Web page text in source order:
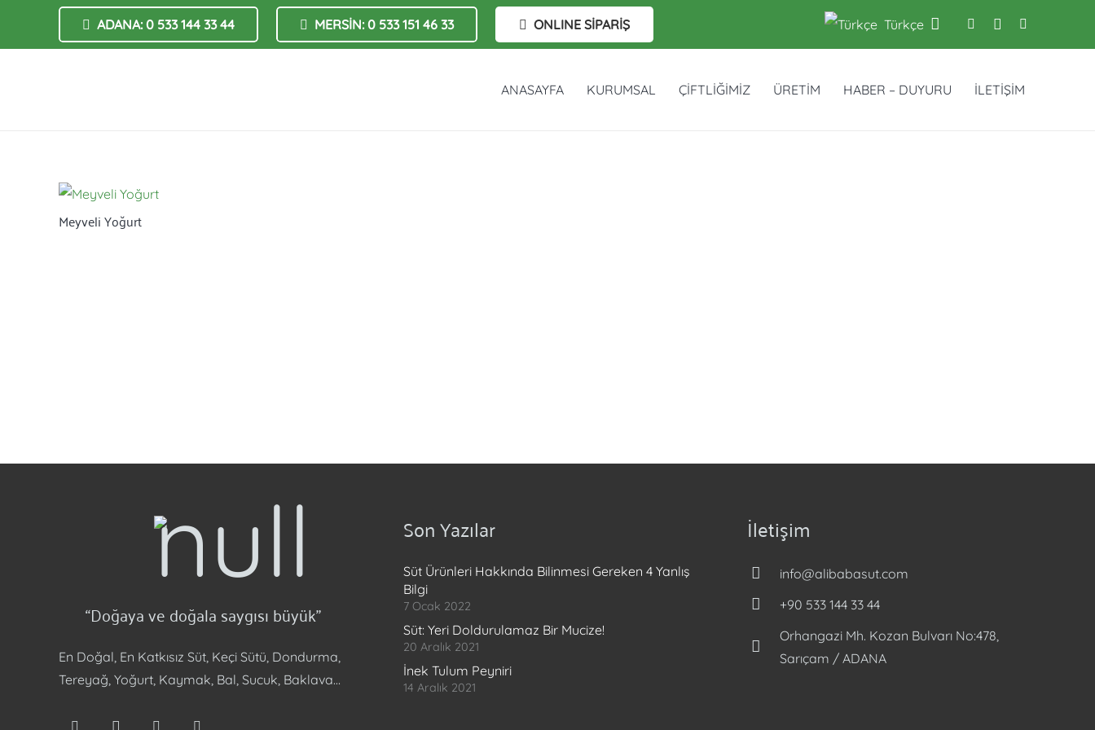
ADANA: 0 533 144 33 44 MERSİN: 0 533 151 46 33 ONLINE SİPARİŞ Türkçe
ANASAYFA KURUMSAL ÇİFTLİĞİMİZ ÜRETİM HABER – DUYURU İLETİŞİM
Meyveli Yoğurt
“Doğaya ve doğala saygısı büyük”
En Doğal, En Katkısız Süt, Keçi Sütü, Dondurma,
Tereyağ, Yoğurt, Kaymak, Bal, Sucuk, Baklava…
Son Yazılar
Süt Ürünleri Hakkında Bilinmesi Gereken 4 Yanlış
Bilgi
7 Ocak 2022
Süt: Yeri Doldurulamaz Bir Mucize!
20 Aralık 2021
İnek Tulum Peyniri
14 Aralık 2021
İletişim
info@alibabasut.com
+90 533 144 33 44
Orhangazi Mh. Kozan Bulvarı No:478,
Sarıçam / ADANA